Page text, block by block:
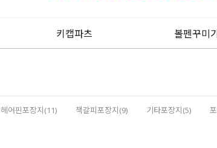
키캡파츠 볼펜꾸미
헤어핀포장지(11) 책갈피포장지(9) 기타포장지(5)